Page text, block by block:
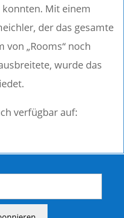
Mit einem
der das gesamte
von „Rooms“ noch
wurde das
verfügbar auf: